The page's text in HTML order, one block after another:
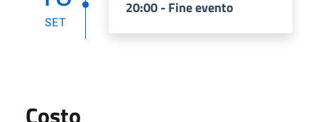
SET
20:00 - Fine evento